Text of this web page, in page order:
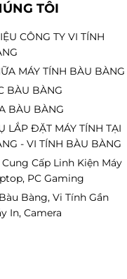
TÔI
CÔNG TY VI TÍNH
MÁY TÍNH BÀU BÀNG
BÀU BÀNG
BÀU BÀNG
LẮP ĐẶT MÁY TÍNH TẠI
- VI TÍNH BÀU BÀNG
Cấp Linh Kiện Máy
PC Gaming
Bàng, Vi Tính Gần
In, Camera